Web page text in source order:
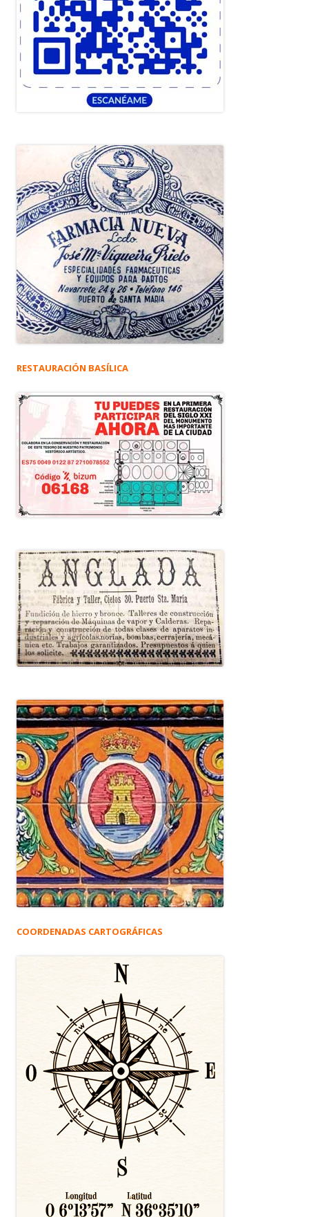
RESTAURACIÓN BASÍLICA
COORDENADAS CARTOGRÁFICAS